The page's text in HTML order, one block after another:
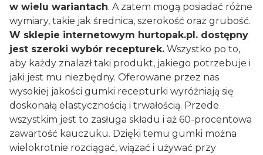
w wielu wariantach. A zatem mogą posiadać różne
wymiary, takie jak średnica, szerokość oraz grubość.
W sklepie internetowym hurtopak.pl. dostępny
jest szeroki wybór recepturek. Wszystko po to,
aby każdy znalazł taki produkt, jakiego potrzebuje i
jaki jest mu niezbędny. Oferowane przez nas
wysokiej jakości gumki recepturki wyróżniają się
doskonałą elastycznością i trwałością. Przede
wszystkim jest to zasługa składu i aż 60-procentowa
zawartość kauczuku. Dzięki temu gumki można
wielokrotnie rozciągać, wiązać i używać przy